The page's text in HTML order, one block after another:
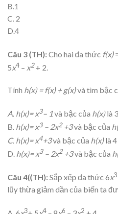
B.1
C. 2
D.4
Câu 3 (TH):Cho hai đa thức f(x)
5x4 – x2+ 2.
Tính h(x) = f(x) + g(x)và tìm bậc
A. h(x)= x3– 1và bậc của h(x)là 3
B. h(x)= x3– 2x2+3và bậc của
C. h(x)= x4+3và bậc của h(x)là 4
D. h(x)= x3– 2x2+3và bậc của
Câu 4((TH):Sắp xếp đa thức 6x3
lũy thừa giảm dần của biến ta
3 4 6 2